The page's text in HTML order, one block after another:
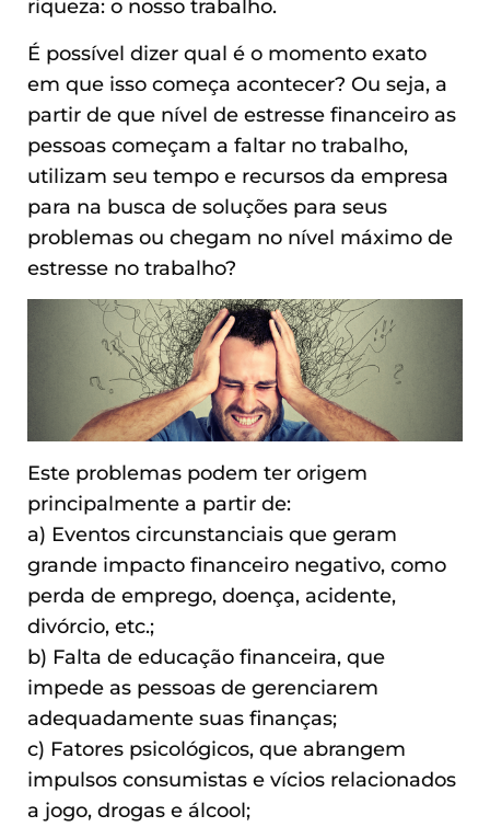
riqueza: o nosso trabalho.
É possível dizer qual é o momento exato
em que isso começa acontecer? Ou seja, a
partir de que nível de estresse financeiro as
pessoas começam a faltar no trabalho,
utilizam seu tempo e recursos da empresa
para na busca de soluções para seus
problemas ou chegam no nível máximo de
estresse no trabalho?
Este problemas podem ter origem
principalmente a partir de:
a) Eventos circunstanciais que geram
grande impacto financeiro negativo, como
perda de emprego, doença, acidente,
divórcio, etc.;
b) Falta de educação financeira, que
impede as pessoas de gerenciarem
adequadamente suas finanças;
c) Fatores psicológicos, que abrangem
impulsos consumistas e vícios relacionados
a jogo, drogas e álcool;